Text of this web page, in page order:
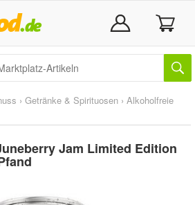
› Getränke & Spirituosen › Alkoholfreie
Jam Limited Edition